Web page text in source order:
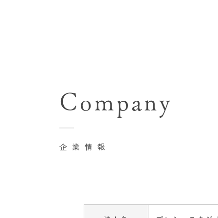
卒業袴･卒業写真撮影
家族写真･記念写真撮影
自由が丘店
八王子店
横浜港北店 et Fleur
企業情報
Company